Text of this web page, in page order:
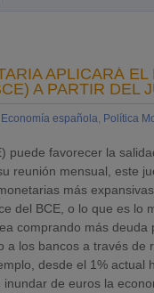
APLICARÁ EL
A PARTIR DEL
Economía española, Política
puede favorecer la
reunión mensual, este
más
del BCE, o lo que es lo
comprando más deuda
a los bancos a través de
desde el 1% actual
de euros la